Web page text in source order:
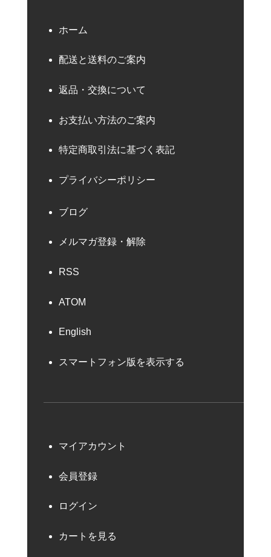
ホーム
配送と送料のご案内
返品・交換について
お支払い方法のご案内
特定商取引法に基づく表記
プライバシーポリシー
ブログ
メルマガ登録・解除
RSS
ATOM
English
スマートフォン版を表示する
マイアカウント
会員登録
ログイン
カートを見る